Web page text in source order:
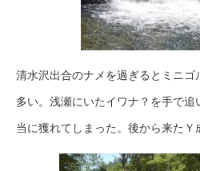
清水沢出合のナメを過ぎるとミニ
多い。浅瀬にいたイワナ？を手で
当に獲れてしまった。後から来たＹ